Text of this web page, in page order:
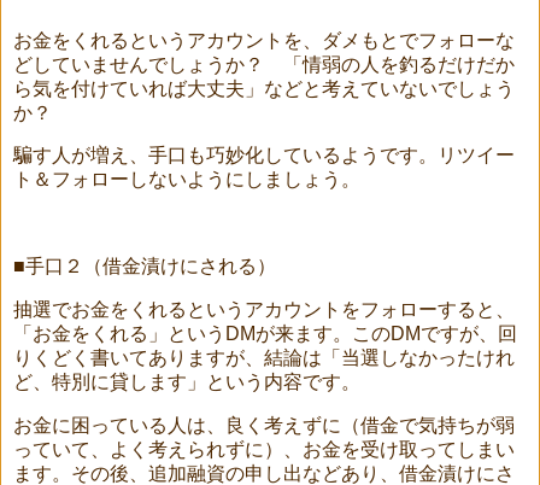
お金をくれるというアカウントを、ダメもとでフォローな
どしていませんでしょうか？ 「情弱の人を釣るだけだか
ら気を付けていれば大丈夫」などと考えていないでしょう
か？
騙す人が増え、手口も巧妙化しているようです。リツイー
ト＆フォローしないようにしましょう。
■手口２（借金漬けにされる）
抽選でお金をくれるというアカウントをフォローすると、
「お金をくれる」というDMが来ます。このDMですが、回
りくどく書いてありますが、結論は「当選しなかったけれ
ど、特別に貸します」という内容です。
お金に困っている人は、良く考えずに（借金で気持ちが弱
っていて、よく考えられずに）、お金を受け取ってしまい
ます。その後、追加融資の申し出などあり、借金漬けにさ